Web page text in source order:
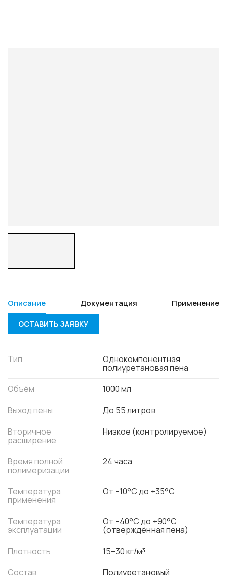
Описание Документация Применение
ОСТАВИТЬ ЗАЯВКУ
Тип Однокомпонентная
полиуретановая пена
Объём
1000 мл
Выход пены
До 55 литров
Вторичное
расширение
Низкое (контролируемое)
Время полной
полимеризации
24 часа
Температура
применения
От –10°C до +35°C
Температура
эксплуатации
От –40°C до +90°C
(отверждённая пена)
Плотность
15–30 кг/м³
Состав
Полиуретановый